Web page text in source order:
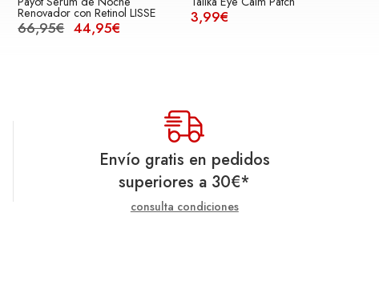
Renovador con Retinol LISSE
66,95€ 44,95€
3,99€
Envío gratis en pedidos
superiores a 30€*
consulta condiciones